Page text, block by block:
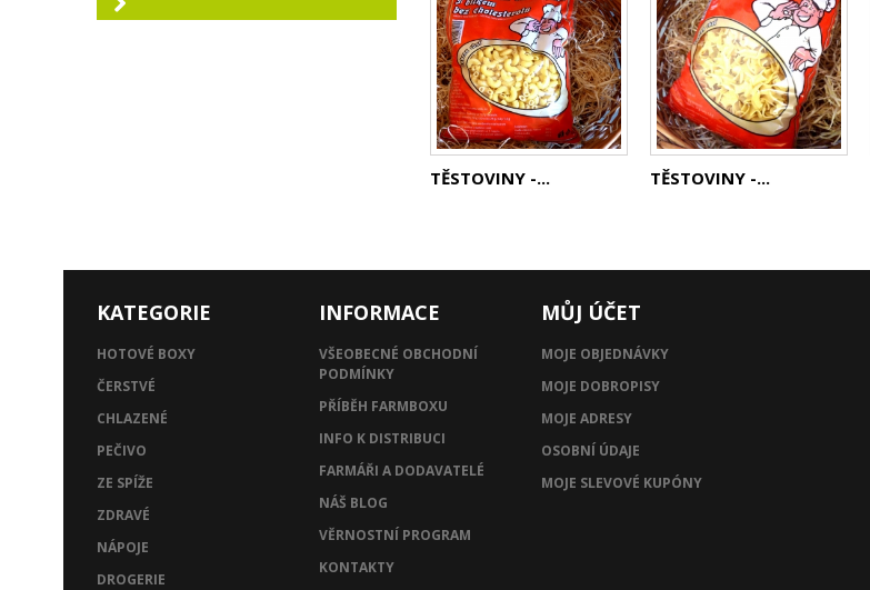
TĚSTOVINY -... TĚSTOVINY -...
KATEGORIE
HOTOVÉ BOXY
ČERSTVÉ
CHLAZENÉ
PEČIVO
ZE SPÍŽE
ZDRAVÉ
NÁPOJE
DROGERIE
INFORMACE
VŠEOBECNÉ OBCHODNÍ
PODMÍNKY
PŘÍBĚH FARMBOXU
INFO K DISTRIBUCI
FARMÁŘI A DODAVATELÉ
NÁŠ BLOG
VĚRNOSTNÍ PROGRAM
KONTAKTY
MŮJ ÚČET
MOJE OBJEDNÁVKY
MOJE DOBROPISY
MOJE ADRESY
OSOBNÍ ÚDAJE
MOJE SLEVOVÉ KUPÓNY